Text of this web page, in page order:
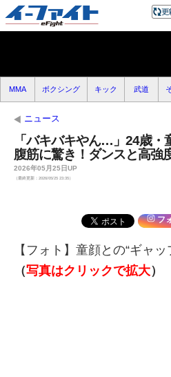
MMA ボクシング キック 武道
ニュース
「バキバキやん…」24歳・
腹筋に驚き！ダンスと高強
2026年05月25日UP
（最終更新：2026/05/25 23:35）
フ
【フォト】童顔との“ギャ
（写真はクリックで拡大）